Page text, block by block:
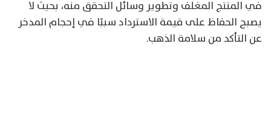
في المنتج المغلف وتطوير وسائل التحقق منه، بحيث لا
يصبح الحفاظ على قيمة الاسترداد سببًا في إحجام المدخر
عن التأكد من سلامة الذهب.